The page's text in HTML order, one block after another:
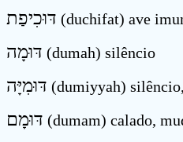
דּוּכִיפַת (duchifat) ave
דּוּמָה (dumah) silêncio
דּוּמִיָּה (dumiyyah)
דּוּמָם (dumam) calado,